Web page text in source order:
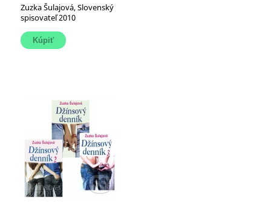
Zuzka Šulajová, Slovenský
spisovateľ 2010